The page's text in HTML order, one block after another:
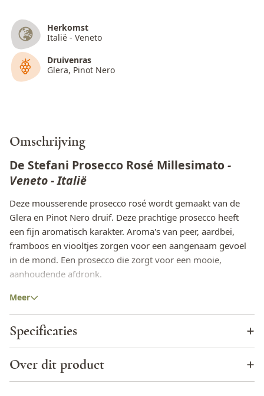
Herkomst
Italië - Veneto
Druivenras
Glera, Pinot Nero
Omschrijving
De Stefani Prosecco Rosé Millesimato-
Veneto - Italië
Deze mousserende prosecco rosé wordt gemaakt van de
Glera en Pinot Nero druif. Deze prachtige prosecco heeft
een fijn aromatisch karakter. Aroma's van peer, aardbei,
framboos en viooltjes zorgen voor een aangenaam gevoel
in de mond. Een prosecco die zorgt voor een mooie,
aanhoudende afdronk.
De lekkerste eettips in combinatie met de Prosecco
Rosé Millesimato
Een ideale Prosecco om als aperitief te drinken. Ook heerlijk
bij diversen zeevruchten en pasta.
Meer
Specificaties
Wijnhuis
Land Italië
Over dit product